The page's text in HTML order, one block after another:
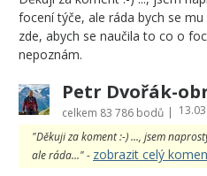
focení týče, ale ráda bych se
zde, abych se naučila to co o
nepoznám.
celkem 83 786 bodů |
"Děkuji za koment :-) ..., jsem
ale ráda..." - zobrazit celý